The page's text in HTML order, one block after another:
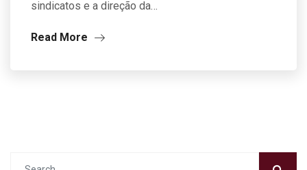
sindicatos e a direção da…
Read More